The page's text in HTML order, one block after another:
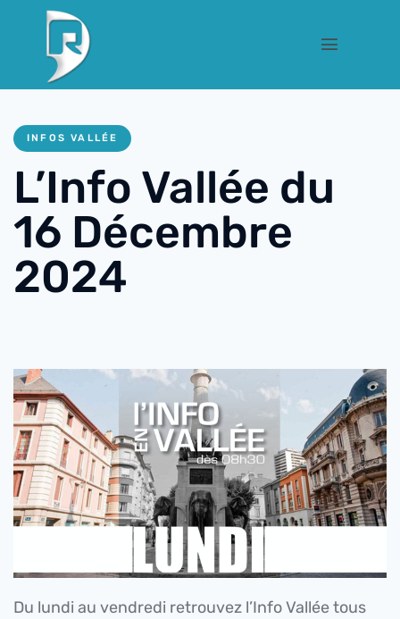
INFOS VALLÉE
L’Info Vallée du
16 Décembre
2024
Du lundi au vendredi retrouvez l’Info Vallée tous